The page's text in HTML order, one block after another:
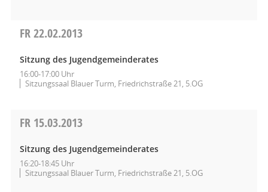
FR22.02.2013
Sitzung des Jugendgemeinderates
16:00-17:00 Uhr
Sitzungssaal Blauer Turm, Friedrichstraße 21, 5.OG
FR 15.03.2013
Sitzung des Jugendgemeinderates
16:20-18:45 Uhr
Sitzungssaal Blauer Turm, Friedrichstraße 21, 5.OG